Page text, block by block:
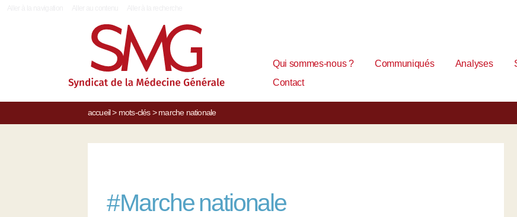
Qui sommes-nous ? Communiqués Analyses
Contact
accueil> mots-clés> marche nationale
#Marche nationale